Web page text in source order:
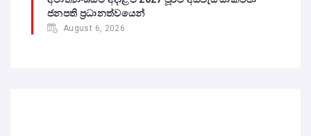
ජනපති ප්‍රධානත්වයෙන්
August 6, 2026